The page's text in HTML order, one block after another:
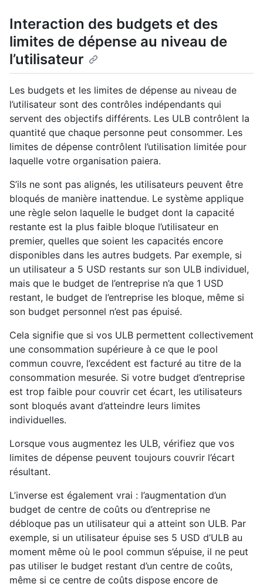
Interaction des budgets et des
limites de dépense au niveau de
l’utilisateur
Les budgets et les limites de dépense au niveau de
l’utilisateur sont des contrôles indépendants qui
servent des objectifs différents. Les ULB contrôlent la
quantité que chaque personne peut consommer. Les
limites de dépense contrôlent l’utilisation limitée pour
laquelle votre organisation paiera.
S’ils ne sont pas alignés, les utilisateurs peuvent être
bloqués de manière inattendue. Le système applique
une règle selon laquelle le budget dont la capacité
restante est la plus faible bloque l’utilisateur en
premier, quelles que soient les capacités encore
disponibles dans les autres budgets. Par exemple, si
un utilisateur a 5 USD restants sur son ULB individuel,
mais que le budget de l’entreprise n’a que 1 USD
restant, le budget de l’entreprise les bloque, même si
son budget personnel n’est pas épuisé.
Cela signifie que si vos ULB permettent collectivement
une consommation supérieure à ce que le pool
commun couvre, l’excédent est facturé au titre de la
consommation mesurée. Si votre budget d’entreprise
est trop faible pour couvrir cet écart, les utilisateurs
sont bloqués avant d’atteindre leurs limites
individuelles.
Lorsque vous augmentez les ULB, vérifiez que vos
limites de dépense peuvent toujours couvrir l’écart
résultant.
L’inverse est également vrai : l’augmentation d’un
budget de centre de coûts ou d’entreprise ne
débloque pas un utilisateur qui a atteint son ULB. Par
exemple, si un utilisateur épuise ses 5 USD d’ULB au
moment même où le pool commun s’épuise, il ne peut
pas utiliser le budget restant d’un centre de coûts,
même si ce centre de coûts dispose encore de